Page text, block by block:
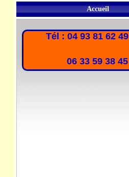
Accueil
Tél : 04 93 81 62 49
06 33 59 38 45